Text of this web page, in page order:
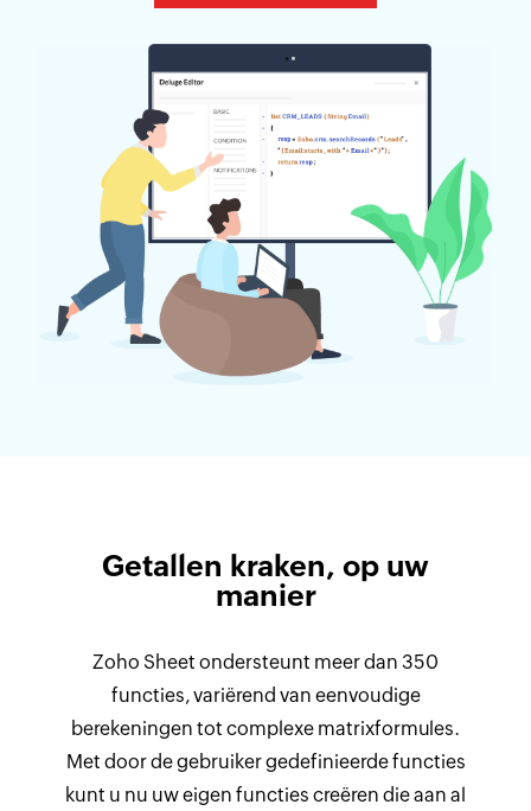
Getallen kraken, op uw
manier
Zoho Sheet ondersteunt meer dan 350
functies, variërend van eenvoudige
berekeningen tot complexe matrixformules.
Met door de gebruiker gedefinieerde functies
kunt u nu uw eigen functies creëren die aan al